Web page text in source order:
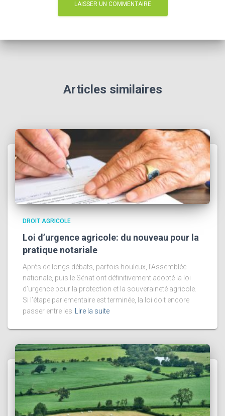
Articles similaires
DROIT AGRICOLE
Loi d’urgence agricole: du nouveau pour la
pratique notariale
Après de longs débats, parfois houleux, l’Assemblée
nationale, puis le Sénat ont définitivement adopté la loi
d’urgence pour la protection et la souveraineté agricole.
Si l’étape parlementaire est terminée, la loi doit encore
passer entre les
Lire la suite